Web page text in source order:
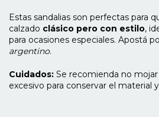
Estas sandalias son perfectas para
calzado clásico pero con estilo,
para ocasiones especiales. Apostá
argentino.
Cuidados: Se recomienda no
excesivo para conservar el material